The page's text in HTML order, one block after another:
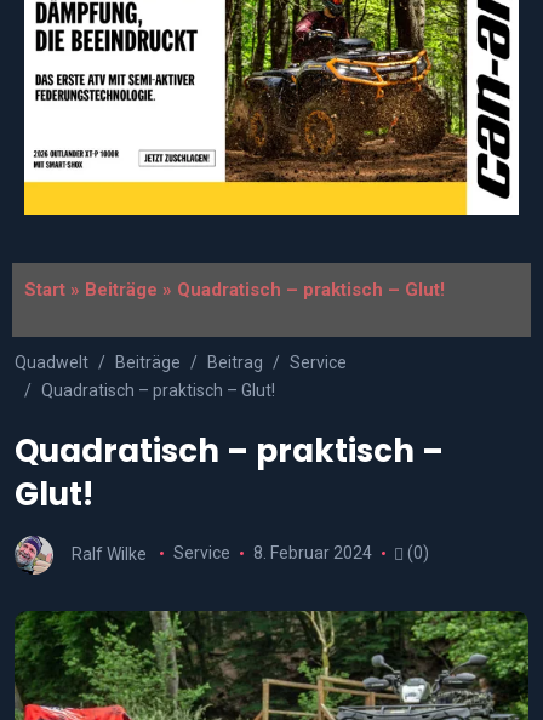
Start » Beiträge » Quadratisch – praktisch – Glut!
Quadwelt Beiträge Beitrag
Service
Quadratisch – praktisch – Glut!
Quadratisch – praktisch –
Glut!
Ralf Wilke Service 8. Februar 2024 (0)